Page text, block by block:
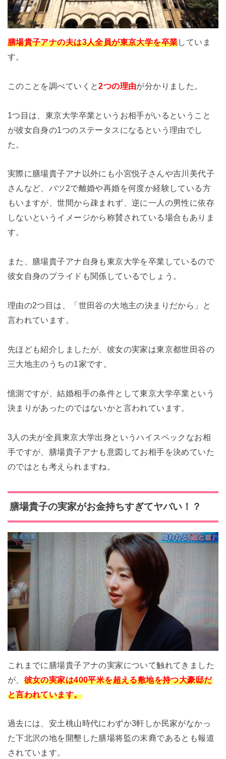
膳場貴子アナの夫は3人全員が東京大学を卒業していま
す。
このことを調べていくと2つの理由が分かりました。
1つ目は、東京大学卒業というお相手がいるということ
が彼女自身の1つのステータスになるという理由でし
た。
実際に膳場貴子アナ以外にも小宮悦子さんや吉川美代子
さんなど、バツ2で離婚や再婚を何度か経験している方
もいますが、世間から疎まれず、逆に一人の男性に依存
しないというイメージから称賛されている場合もありま
す。
また、膳場貴子アナ自身も東京大学を卒業しているので
彼女自身のプライドも関係しているでしょう。
理由の2つ目は、「世田谷の大地主の決まりだから」と
言われています。
先ほども紹介しましたが、彼女の実家は東京都世田谷の
三大地主のうちの1家です。
憶測ですが、結婚相手の条件として東京大学卒業という
決まりがあったのではないかと言われています。
3人の夫が全員東京大学出身というハイスペックなお相
手ですが、膳場貴子アナも意図してお相手を決めていた
のではとも考えられますね。
膳場貴子の実家がお金持ちすぎてヤバい！？
これまでに膳場貴子アナの実家について触れてきました
が、 彼女の実家は400平米を超える敷地を持つ大豪邸だ
と言われています。
過去には、安土桃山時代にわずか3軒しか民家がなかっ
た下北沢の地を開墾した膳場将監の末裔であるとも報道
されています。